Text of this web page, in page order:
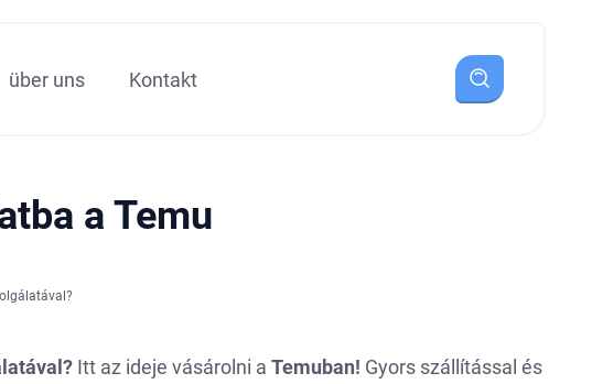
über uns Kontakt
a Temu
Itt az ideje vásárolni a Temuban! Gyors szállítással és